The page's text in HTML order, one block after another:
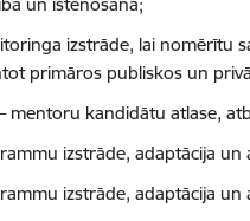
izstrāde, lai nomērītu
primāros publiskos un
mentoru kandidātu atlase,
izstrāde, adaptācija un
izstrāde, adaptācija un